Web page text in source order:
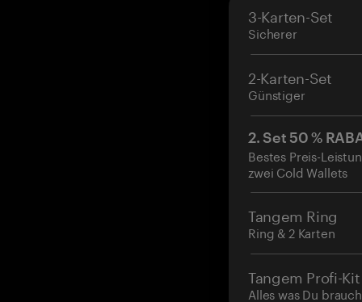
3-Karten-Set
Sicherer
2-Karten-Set
Günstiger
2. Set 50 %
Bestes Preis-
zwei Cold Wallets
Tangem Ring
Ring & 2 Karten
Tangem Profi-Kit
Alles was Du